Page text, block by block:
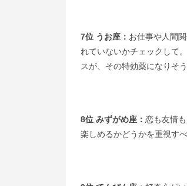
7位 うお座： お仕事や人間
れていないかチェックして
スが、その特効薬になりそう
8位 みずがめ座： 恋も友情
楽しめるかどうかを重視す